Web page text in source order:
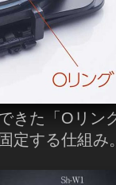
きた「Oリン
定する仕組み